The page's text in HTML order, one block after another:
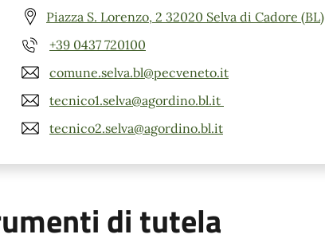
Piazza S. Lorenzo, 2 32020 Selva di Cadore (BL)
+39 0437 720100
comune.selva.bl@pecveneto.it
tecnico1.selva@agordino.bl.it
tecnico2.selva@agordino.bl.it
di tutela